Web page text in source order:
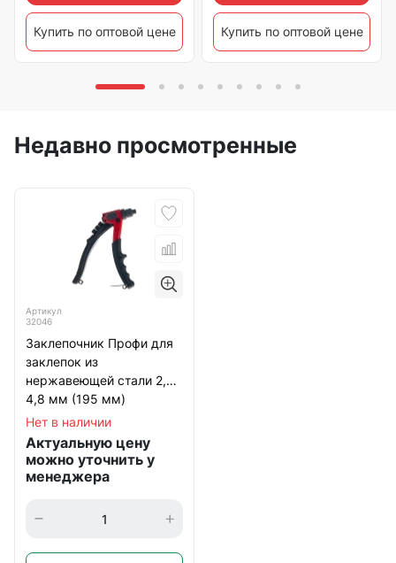
Купить по оптовой цене Купить по оптовой цене
Недавно просмотренные
Артикул
32046
Заклепочник Профи для
заклепок из
нержавеющей стали 2,4-
4,8 мм (195 мм)
Нет в наличии
Актуальную цену
можно уточнить у
менеджера